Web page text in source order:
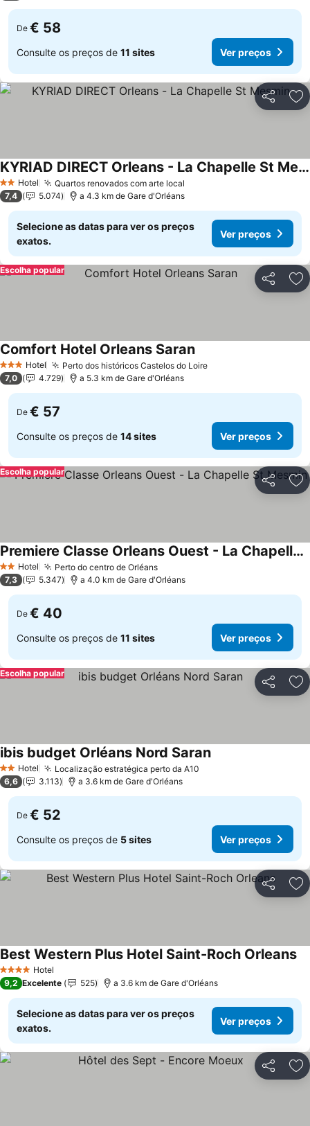
De € 58
Consulte os preços de 11 sites Ver preços
Partilhar
2 Estrelas
Hotel Quartos renovados com arte local
KYRIAD DIRECT Orleans - La Chapelle St Mesmin
7,4 5.074 a 4.3 km de Gare d'Orléans
Selecione as datas para ver os preços
exatos.
Ver preços
Partilhar
Escolha popular
3 EstrelasHotel Perto dos históricos Castelos do Loire
Comfort Hotel Orleans Saran
7,0 4.729 a 5.3 km de Gare d'Orléans
De € 57
Consulte os preços de 14 sites Ver preços
Partilhar
Escolha popular
2 Estrelas
Hotel Perto do centro de Orléans
Premiere Classe Orleans Ouest - La Chapelle St Mesmin
7,3 5.347 a 4.0 km de Gare d'Orléans
De € 40
Consulte os preços de 11 sites Ver preços
Partilhar
Escolha popular
2 Estrelas
Hotel Localização estratégica perto da A10
ibis budget Orléans Nord Saran
6,6 3.113 a 3.6 km de Gare d'Orléans
De € 52
Consulte os preços de 5 sites Ver preços
Partilhar
4 EstrelasHotel
Best Western Plus Hotel Saint-Roch Orleans
9,2 Excelente 525 a 3.6 km de Gare d'Orléans
Selecione as datas para ver os preços
exatos.
Ver preços
Partilhar